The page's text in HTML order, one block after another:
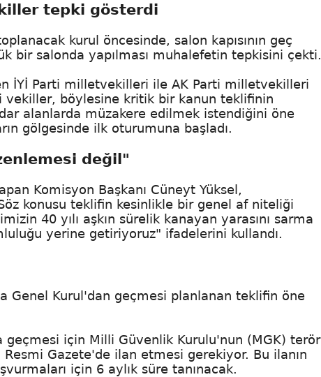
tepki gösterdi
kurul öncesinde, salon kapısının geç
bir salonda yapılması muhalefetin tepkisini çekti.
İYİ Parti milletvekilleri ile AK Parti milletvekilleri
vekiller, böylesine kritik bir kanun teklifinin
alanlarda müzakere edilmek istendiğini öne
gölgesinde ilk oturumuna başladı.
değil"
Komisyon Başkanı Cüneyt Yüksel,
konusu teklifin kesinlikle bir genel af niteliği
40 yılı aşkın sürelik kanayan yarasını sarma
yerine getiriyoruz" ifadelerini kullandı.
Genel Kurul'dan geçmesi planlanan teklifin öne
geçmesi için Milli Güvenlik Kurulu'nun (MGK) terör
Gazete'de ilan etmesi gerekiyor. Bu ilanın
için 6 aylık süre tanınacak.